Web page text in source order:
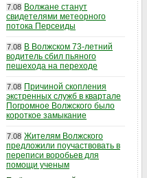
7.08 Волжане станут
свидетелями метеорного
потока Персеиды
7.08 В Волжском 73-летний
водитель сбил пьяного
пешехода на переходе
7.08 Причиной скопления
экстренных служб в квартале
Погромное Волжского было
короткое замыкание
7.08 Жителям Волжского
предложили поучаствовать в
переписи воробьев для
помощи ученым